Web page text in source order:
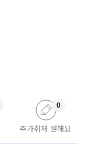
추가취재 원해요
0